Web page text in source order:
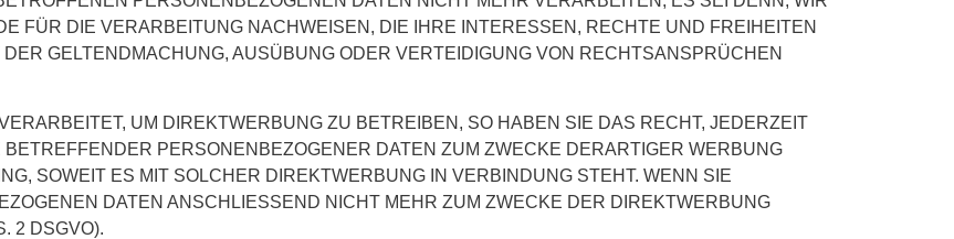
FÜR DIE VERARBEITUNG NACHWEISEN, DIE IHRE INTERESSEN, RECHTE UND FREIHEITEN
GELTENDMACHUNG, AUSÜBUNG ODER VERTEIDIGUNG VON RECHTSANSPRÜCHEN
UM DIREKTWERBUNG ZU BETREIBEN, SO HABEN SIE DAS RECHT, JEDERZEIT
PERSONENBEZOGENER DATEN ZUM ZWECKE DERARTIGER WERBUNG
SOWEIT ES MIT SOLCHER DIREKTWERBUNG IN VERBINDUNG STEHT. WENN SIE
DATEN ANSCHLIESSEND NICHT MEHR ZUM ZWECKE DER DIREKTWERBUNG
2 DSGVO).